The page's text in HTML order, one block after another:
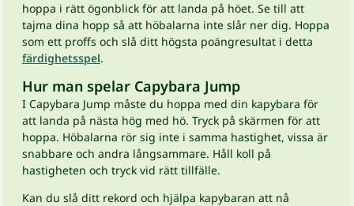
hoppa i rätt ögonblick för att landa på höet. Se till att
tajma dina hopp så att höbalarna inte slår ner dig. Hoppa
som ett proffs och slå ditt högsta poängresultat i detta
färdighetsspel.
Hur man spelar Capybara Jump
I Capybara Jump måste du hoppa med din kapybara för
att landa på nästa hög med hö. Tryck på skärmen för att
hoppa. Höbalarna rör sig inte i samma hastighet, vissa är
snabbare och andra långsammare. Håll koll på
hastigheten och tryck vid rätt tillfälle.
Kan du slå ditt rekord och hjälpa kapybaran att nå